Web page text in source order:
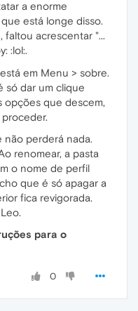
a enorme
está longe disso.
faltou acrescentar "...
:lol:.
em Menu > sobre.
só dar um clique
opções que descem,
não perderá nada.
renomear, a pasta
o nome de perfil
que é só apagar a
fica revigorada.
para o
0